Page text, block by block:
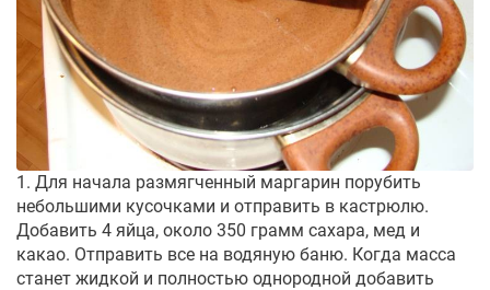
1. Для начала размягченный маргарин порубить
небольшими кусочками и отправить в кастрюлю.
Добавить 4 яйца, около 350 грамм сахара, мед и
какао. Отправить все на водяную баню. Когда масса
станет жидкой и полностью однородной добавить